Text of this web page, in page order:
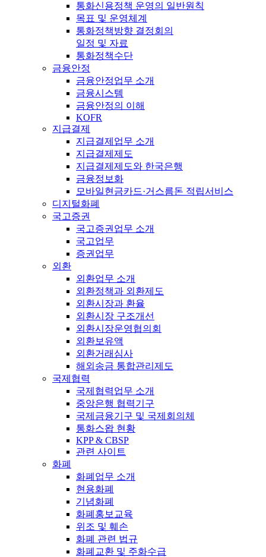
통화신용정책 운영의 일반원칙
목표 및 운영체계
통화정책방향 결정회의
일정 및 자료
통화정책수단
금융안정
금융안정업무 소개
금융시스템
금융안정의 이해
KOFR
지급결제
지급결제업무 소개
지급결제제도
지급결제제도와 한국은행
금융정보화
모바일현금카드·거스름돈 적립서비스
디지털화폐
국고증권
국고증권업무 소개
국고업무
증권업무
외환
외환업무 소개
외환정책과 외환제도
외환시장과 환율
외환시장 구조개선
외환시장운영협의회
외환보유액
외환거래심사
해외송금 통합관리제도
국제협력
국제협력업무 소개
중앙은행 협력기구
국제금융기구 및 국제회의체
통화스왑 현황
KPP & CBSP
관련 사이트
화폐
화폐업무 소개
현용화폐
기념화폐
화폐홍보교육
위조 및 훼손
화폐 관련 법규
화폐교환 및 주화수급